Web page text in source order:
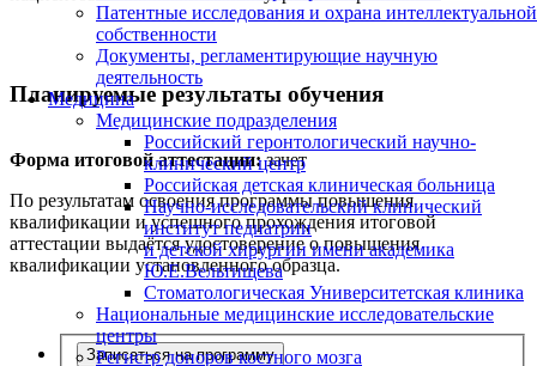
Патентные исследования и охрана интеллектуальной
собственности
Документы, регламентирующие научную
деятельность
Медицина
Медицинские подразделения
Российский геронтологический научно-
клинический центр
Российская детская клиническая больница
Научно-исследовательский клинический
институт педиатрии
и детской хирургии имени академика
Ю.Е.Вельтищева
Стоматологическая Университетская клиника
Национальные медицинские исследовательские
центры
Регистр доноров костного мозга
Планируемые результаты обучения
Форма итоговой аттестации:зачет
По результатам освоения программы повышения
квалификации и успешного прохождения итоговой
аттестации выдаётся удостоверение о повышения
квалификации установленного образца.
Записаться на программу